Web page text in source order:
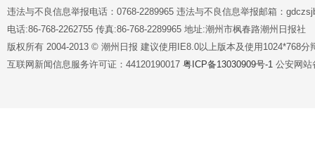
违法与不良信息举报电话：0768-2289965 违法与不良信息举报邮箱：
电话:86-768-2262755 传真:86-768-2289965 地址:潮州市枫春路潮州日报社
版权所有 2004-2013 © 潮州日报 建议使用IE8.0以上版本及使用1024*768分
互联网新闻信息服务许可证：44120190017 粤ICP备13030909号-1 公安网站